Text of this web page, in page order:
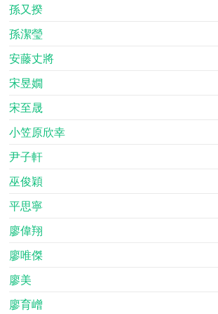
孫又揆
孫潔瑩
安藤丈將
宋昱嫺
宋至晟
小笠原欣幸
尹子軒
巫俊穎
平思寧
廖偉翔
廖唯傑
廖美
廖育嶒